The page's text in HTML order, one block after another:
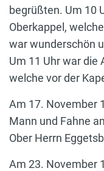
begrüßten. Um 10
Oberkappel,
war wunderschön
Um 11 Uhr war die
welche vor der
Am 17. November
Mann und Fahne
Ober Herrn
Am 23. November